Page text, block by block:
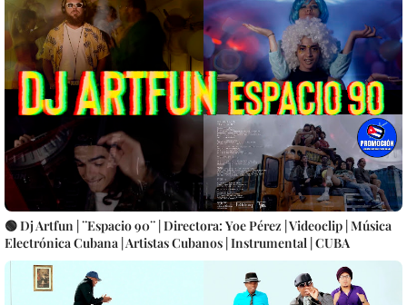
🟢 Dj Artfun | ¨Espacio 90¨ | Directora: Yoe Pérez | Videoclip | Música
Electrónica Cubana | Artistas Cubanos | Instrumental | CUBA